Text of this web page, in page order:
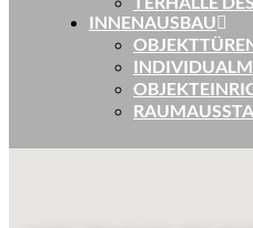
INNENAUSBAU